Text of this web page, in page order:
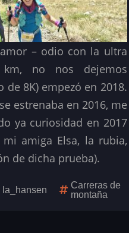
– odio con la ultra
no nos dejemos
de 8K) empezó en 2018.
estrenaba en 2016, me
ya curiosidad en 2017
amiga Elsa, la rubia,
de dicha prueba).
la_hansen
Carreras de
montaña